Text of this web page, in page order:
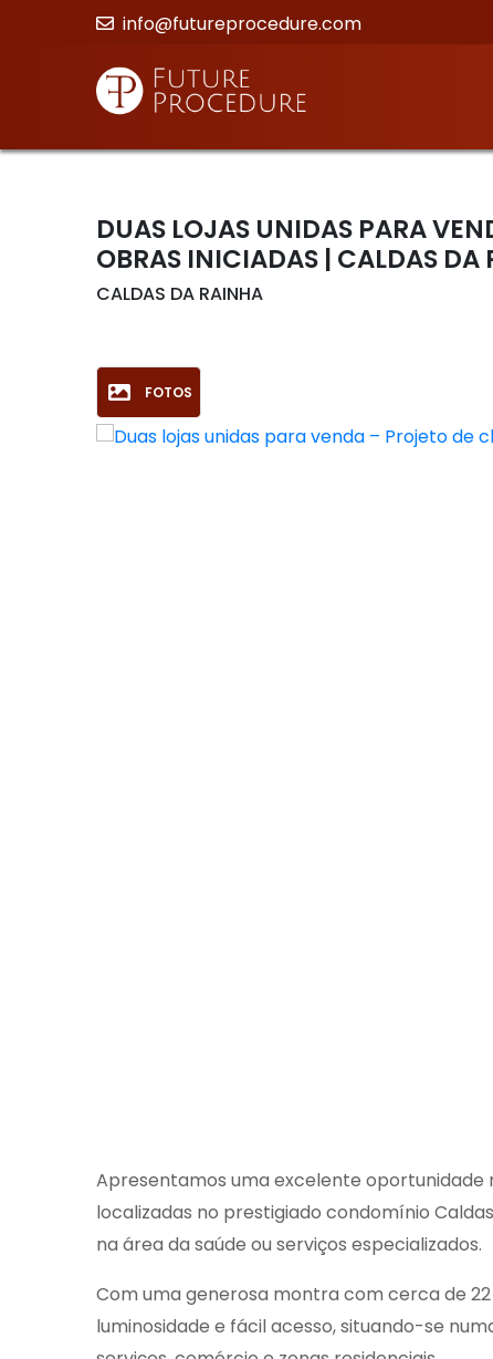
info@futureprocedure.com
DUAS LOJAS UNIDAS PARA
OBRAS INICIADAS | CALDAS DA
CALDAS DA RAINHA
FOTOS
Apresentamos uma excelente oportunidade
localizadas no prestigiado condomínio
na área da saúde ou serviços especializados.
Com uma generosa montra com cerca de
luminosidade e fácil acesso, situando-se